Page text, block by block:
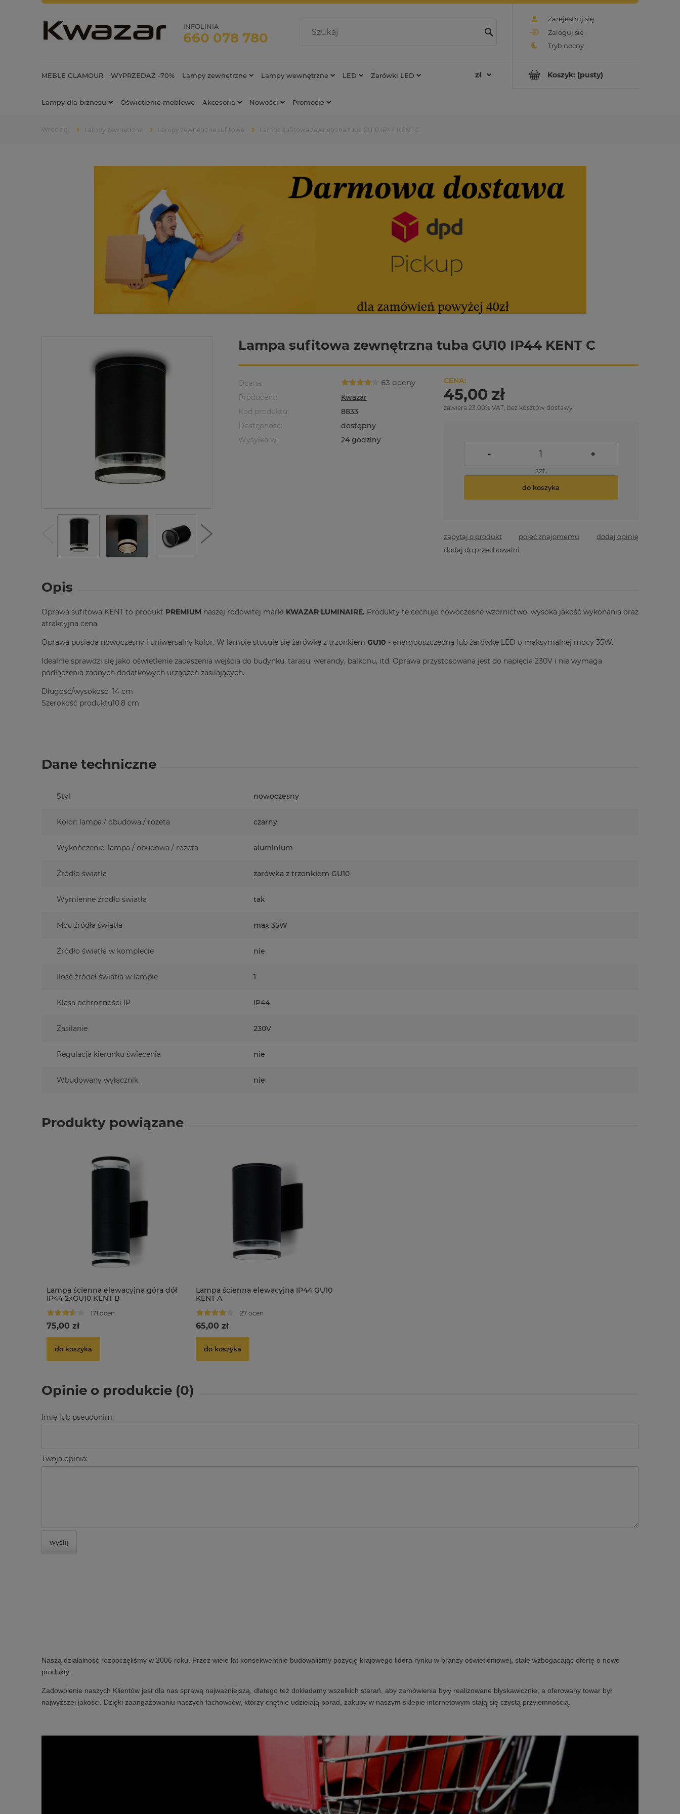
Zarejestruj się
Zaloguj się
INFOLINIA
660 078 780
Koszyk: (pusty)
MEBLE GLAMOUR WYPRZEDAŻ -70% Lampy zewnętrzne Lampy wewnętrzne LED Żarówki LED
Lampy dla biznesu Oświetlenie meblowe Akcesoria Nowości Promocje
Lampy zewnętrzne Lampy zewnętrzne sufitowe Lampa sufitowa zewnętrzna tuba GU10 IP44 KENT C
Lampa sufitowa zewnętrzna tuba GU10 IP44 KENT C
Ocena: 63 oceny
Producent:
Kwazar
Kod produktu:
8833
Dostępność:
dostępny
Wysyłka w:
24 godziny
CENA:
45,00 zł
zawiera 23.00% VAT, bez kosztów dostawy
- +
szt.
do koszyka
zapytaj o produkt poleć znajomemu
dodaj opinię
dodaj do przechowalni
Opis
Oprawa sufitowa KENT to produkt PREMIUM naszej rodowitej marki KWAZAR LUMINAIRE. Produkty te cechuje nowoczesne wzornictwo, wysoka jakość wykonania oraz
atrakcyjna cena.
Oprawa posiada nowoczesny i uniwersalny kolor. W lampie stosuje się żarówkę z trzonkiem GU10 - energooszczędną lub żarówkę LED o maksymalnej mocy 35W.
Idealnie sprawdzi się jako oświetlenie zadaszenia wejścia do budynku, tarasu, werandy, balkonu, itd. Oprawa przystosowana jest do napięcia 230V i nie wymaga
podłączenia żadnych dodatkowych urządzeń zasilających.
Długość/wysokość 14 cm
Szerokość produktu10.8 cm
Dane techniczne
Styl nowoczesny
Kolor: lampa / obudowa / rozeta czarny
Wykończenie: lampa / obudowa / rozeta aluminium
Źródło światła żarówka z trzonkiem GU10
Wymienne źródło światła tak
Moc źródła światła max 35W
Źródło światła w komplecie nie
Ilość źródeł światła w lampie 1
Klasa ochronności IP IP44
Zasilanie 230V
Regulacja kierunku świecenia nie
Wbudowany wyłącznik nie
Produkty powiązane
Lampa ścienna elewacyjna góra dół
IP44 2xGU10 KENT B
171 ocen
75,00 zł
do koszyka
Lampa ścienna elewacyjna IP44 GU10
KENT A
27 ocen
65,00 zł
do koszyka
Opinie o produkcie (0)
Imię lub pseudonim:
Twoja opinia:
wyślij
Naszą działalność rozpoczęliśmy w 2006 roku. Przez wiele lat konsekwentnie budowaliśmy pozycję krajowego lidera rynku w branży oświetleniowej, stale wzbogacając ofertę o nowe
produkty.
Zadowolenie naszych Klientów jest dla nas sprawą najważniejszą, dlatego też dokładamy wszelkich starań, aby zamówienia były realizowane błyskawicznie, a oferowany towar był
najwyższej jakości. Dzięki zaangażowaniu naszych fachowców, którzy chętnie udzielają porad, zakupy w naszym sklepie internetowym stają się czystą przyjemnością.